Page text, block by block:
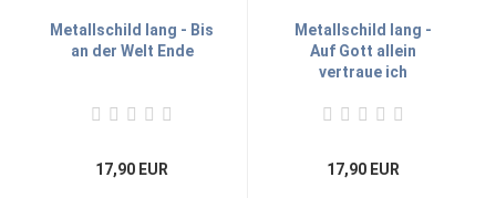
Metallschild lang - Bis
an der Welt Ende
17,90 EUR
Metallschild lang -
Auf Gott allein
vertraue ich
17,90 EUR